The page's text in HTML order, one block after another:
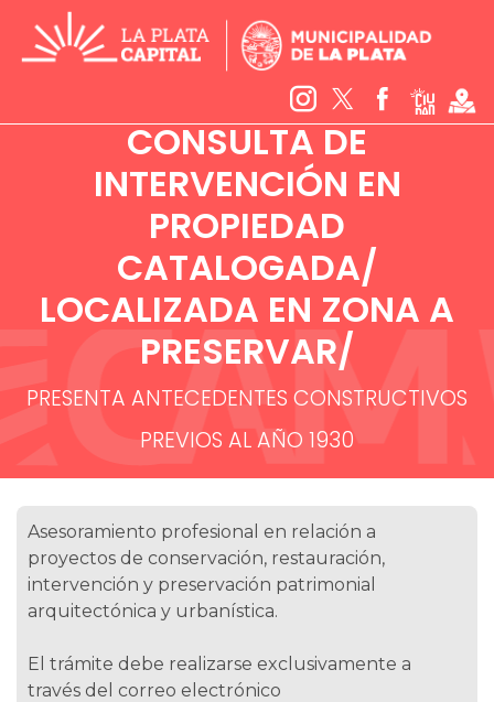
CONSULTA DE
INTERVENCIÓN EN
PROPIEDAD
CATALOGADA/
LOCALIZADA EN ZONA A
PRESERVAR/
PRESENTA ANTECEDENTES CONSTRUCTIVOS
PREVIOS AL AÑO 1930
Asesoramiento profesional en relación a
proyectos de conservación, restauración,
intervención y preservación patrimonial
arquitectónica y urbanística.
El trámite debe realizarse exclusivamente a
través del correo electrónico